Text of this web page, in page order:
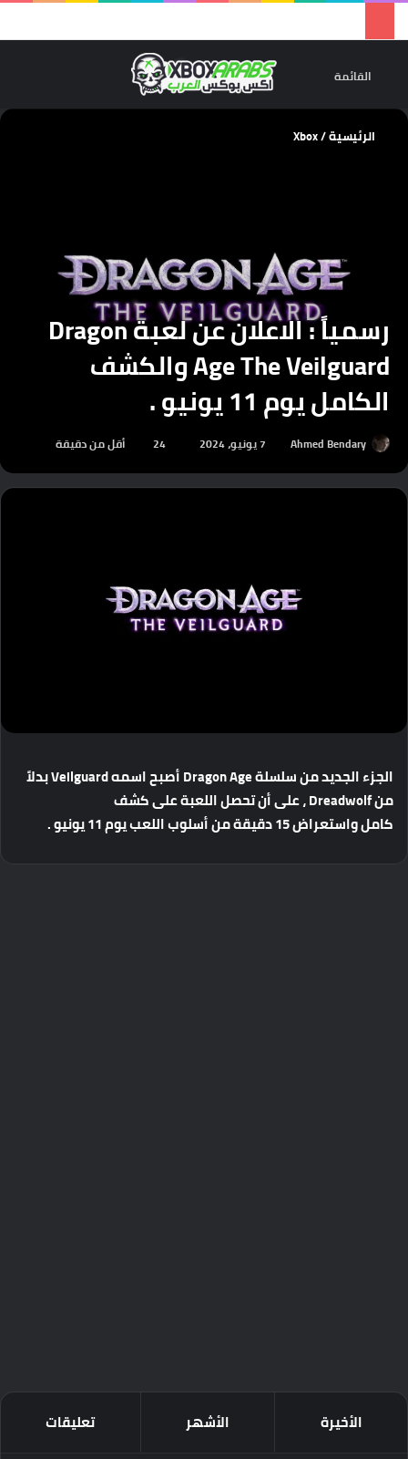
القائمة
الرئيسية/
Xbox
رسمياً : الاعلان عن لعبة Dragon
Age The Veilguard والكشف
الكامل يوم 11 يونيو .
Ahmed Bendary 7 يونيو، 2024 24 أقل من دقيقة
الجزءالجديدمنسلسلة أصبحاسمه
بدلاً
منDreadwolf ،علىأنتحصلاللعبةعلىكشف
كاملواستعراض دقيقةمنأسلوباللعبيوم يونيو.
الأخيرة الأشهر تعليقات